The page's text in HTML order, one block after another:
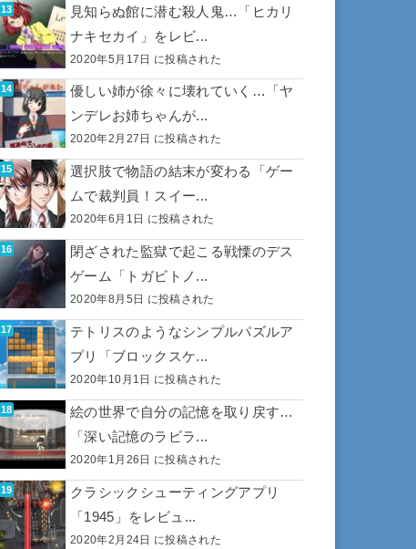
見知らぬ館に潜む殺人鬼…「ヒカリ
ナキセカイ」をレビ...
2020年5月17日 に投稿された
優しい姉が徐々に壊れていく…「ヤ
ンデレお姉ちゃんが...
2020年2月27日 に投稿された
選択肢で物語の結末が変わる「ゲー
ムで裁判員！スイー...
2020年6月1日 に投稿された
閉ざされた監獄で起こる戦慄のデス
ゲーム「トガビトノ...
2020年8月5日 に投稿された
テトリスのようなシンプルパズルア
プリ「ブロックスケ...
2020年10月1日 に投稿された
絵の世界で自分の記憶を取り戻す…
「深い記憶のラビラ...
2020年1月26日 に投稿された
クラシックシューティングアプリ
「1945」をレビュ...
2020年2月24日 に投稿された